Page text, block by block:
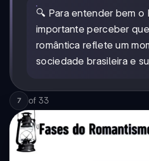
🔍 Para entender bem o
importante perceber
romântica reflete um
sociedade brasileira e
7 of 33